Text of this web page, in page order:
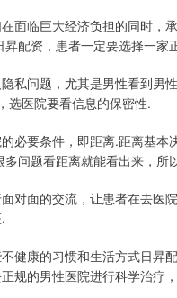
面临巨大经济负担的同时，
配资，患者一定要选择一
私问题，尤其是男性看到男
选医院要看信息的保密性.
必要条件，即距离.距离基
问题看距离就能看出来，所
对面的交流，让患者在去医
健康的习惯和生活方式日昇
规的男性医院进行科学治疗